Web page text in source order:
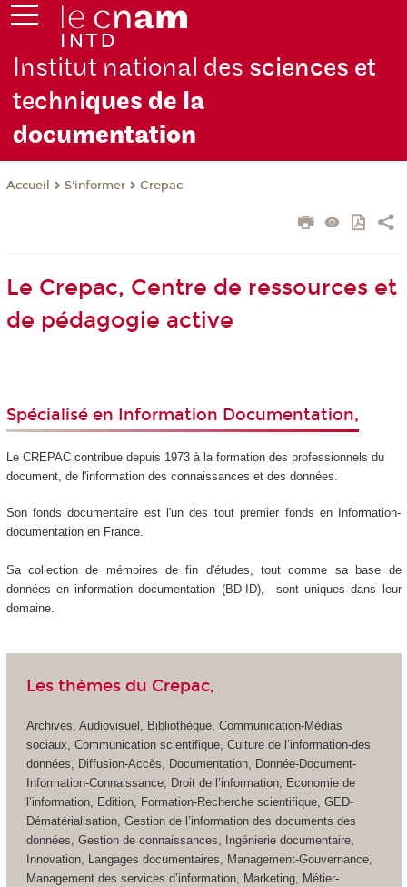
Institut national des sciences et
techniques de la
documentation
Accueil S'informer Crepac
Le Crepac, Centre de ressources et
de pédagogie active
Spécialisé en Information Documentation,
Le CREPAC contribue depuis 1973 à la formation des professionnels du
document, de l'information des connaissances et des données.
Son fonds documentaire est l'un des tout premier fonds en Information-
documentation en France.
Sa collection de mémoires de fin d'études, tout comme sa base de
données en information documentation (BD-ID), sont uniques dans leur
domaine.
Les thèmes du Crepac,
Archives, Audiovisuel, Bibliothèque, Communication-Médias
sociaux, Communication scientifique, Culture de l’information-des
données, Diffusion-Accès, Documentation, Donnée-Document-
Information-Connaissance, Droit de l’information, Economie de
l’information, Edition, Formation-Recherche scientifique, GED-
Dématérialisation, Gestion de l’information des documents des
données, Gestion de connaissances, Ingénierie documentaire,
Innovation, Langages documentaires, Management-Gouvernance,
Management des services d’information, Marketing, Métier-